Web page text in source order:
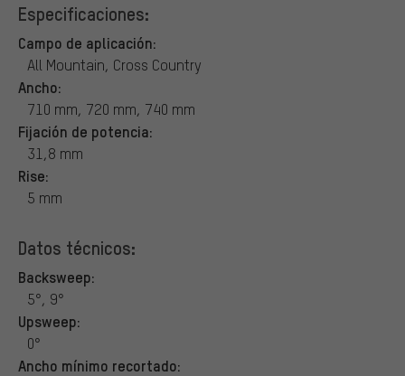
Especificaciones:
Campo de aplicación:
All Mountain, Cross Country
Ancho:
710 mm, 720 mm, 740 mm
Fijación de potencia:
31,8 mm
Rise:
5 mm
Datos técnicos:
Backsweep:
5°, 9°
Upsweep:
0°
Ancho mínimo recortado: